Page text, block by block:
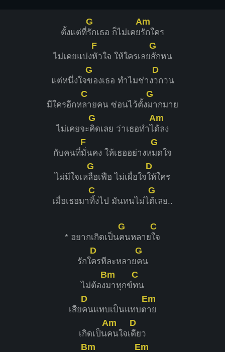
ตั้งแต่ที่
G
รักเธอ ก็ไม่เคย
Am
รักใคร
ไม่เคยแบ่ง
F
หัวใจ ให้ใครเลย
G
สักหน
แต่หนึ่งใจ
G
ของเธอ ทำไมช่าง
D
วกวน
มีใครอีกห
C
ลายคน ซ่อนไว้ตั้ง
G
มากมาย
ไม่เคยจะ
G
คิดเลย ว่าเธอทำไ
Am
ด้ลง
กับคนที่
F
มั่นคง ให้เธออย่างห
G
มดใจ
ไม่มีใจเห
G
ลือเฟือ ไม่เผื่อใจ
D
ให้ใคร
เมื่อเธอมา
C
ทิ้งไป มันทนไม่ไ
G
ด้เลย..
* อยากเกิดเป็น
G
คนหลาย
C
ใจ
รักใ
D
ครทีละหลาย
G
คน
ไม่ต้อง
Bm
มาทุกข์
C
ทน
เสีย
D
คนแทบเป็นแทบต
Em
าย
เกิดเป็น
Am
คนใจเ
D
ดียว
Bm Em